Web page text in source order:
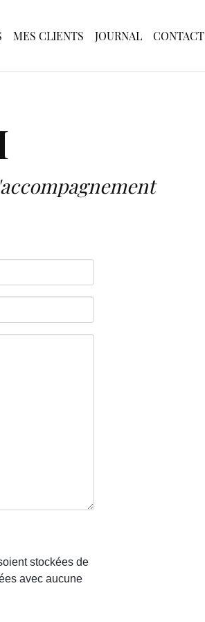
MES CLIENTS JOURNAL CONTACT
stockées de
avec aucune